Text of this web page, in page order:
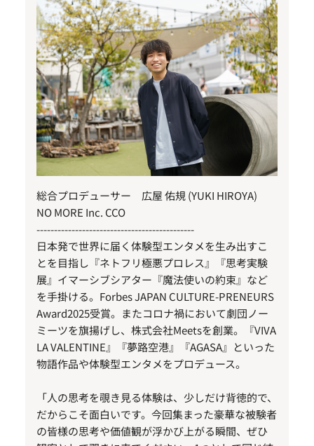
総合プロデューサー 広屋 佑規 (YUKI HIROYA)
NO MORE Inc. CCO
---------------------------------------------
日本発で世界に届く体験型エンタメを生み出すこ
とを目指し『ネトフリ極悪プロレス』『思考実験
展』イマーシブシアター『魔法使いの約束』など
を手掛ける。Forbes JAPAN CULTURE-PRENEURS
Award2025受賞。またコロナ禍において劇団ノー
ミーツを旗揚げし、株式会社Meetsを創業。『VIVA
LA VALENTINE』『夢路空港』『AGASA』といった
物語作品や体験型エンタメをプロデュース。
「人の思考を覗き見る体験は、少しだけ背徳的で、
だからこそ面白いです。今回集まった豪華な被験者
の皆様の思考や価値観が浮かび上がる瞬間、ぜひ